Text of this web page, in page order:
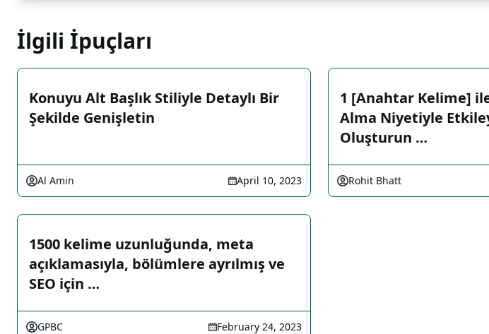
İlgili İpuçları
Konuyu Alt Başlık Stiliyle Detaylı Bir
Şekilde Genişletin
Al Amin April 10, 2023
1 [Anahtar Kelime]
Alma Niyetiyle
Oluşturun …
Rohit Bhatt
1500 kelime uzunluğunda, meta
açıklamasıyla, bölümlere ayrılmış ve
SEO için …
GPBC February 24, 2023